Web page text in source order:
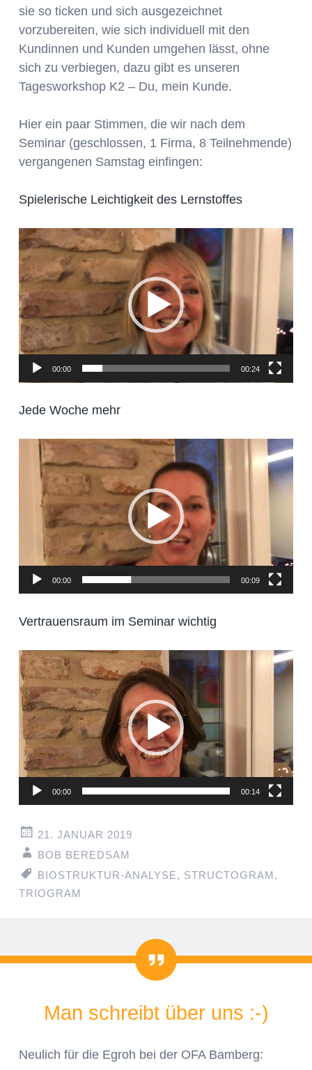
sie so ticken und sich ausgezeichnet
vorzubereiten, wie sich individuell mit den
Kundinnen und Kunden umgehen lässt, ohne
sich zu verbiegen, dazu gibt es unseren
Tagesworkshop K2 – Du, mein Kunde.
Hier ein paar Stimmen, die wir nach dem
Seminar (geschlossen, 1 Firma, 8 Teilnehmende)
vergangenen Samstag einfingen:
Spielerische Leichtigkeit des Lernstoffes
Video-
Player
00:00 00:24
Jede Woche mehr
Video-
Player
00:00 00:09
Vertrauensraum im Seminar wichtig
Video-
Player
00:00 00:14
21. JANUAR 2019
BOB BEREDSAM
BIOSTRUKTUR-ANALYSE, STRUCTOGRAM,
TRIOGRAM
Zitat
Man schreibt über uns :-)
Neulich für die Egroh bei der OFA Bamberg: